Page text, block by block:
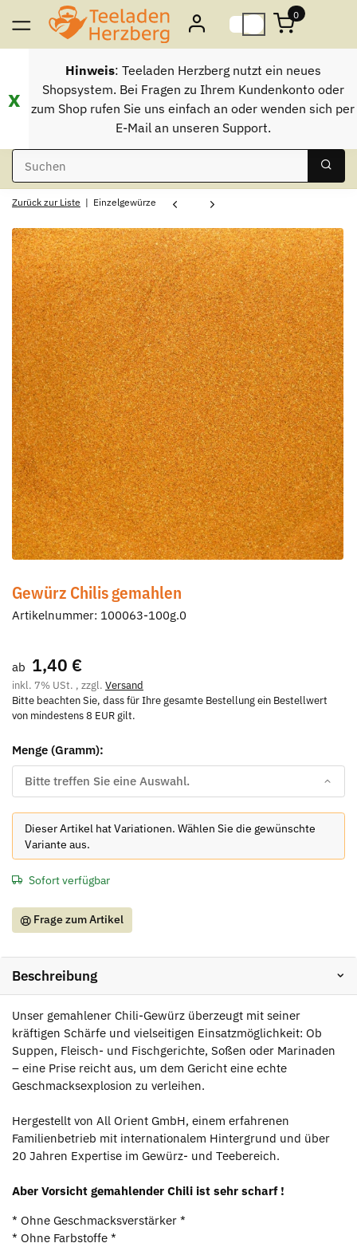
0
x
Hinweis: Teeladen Herzberg nutzt ein neues
Shopsystem. Bei Fragen zu Ihrem Kundenkonto oder
zum Shop rufen Sie uns einfach an oder wenden sich per
E-Mail an unseren Support.
Zurück zur Liste Einzelgewürze
Gewürz Chilis gemahlen
Artikelnummer: 100063-100g.0
ab 1,40 €
inkl. 7% USt. , zzgl. Versand
Bitte beachten Sie, dass für Ihre gesamte Bestellung ein Bestellwert
von mindestens 8 EUR gilt.
Menge (Gramm):
Bitte treffen Sie eine Auswahl.
x
Dieser Artikel hat Variationen. Wählen Sie die gewünschte
Variante aus.
Sofort verfügbar
Frage zum Artikel
Beschreibung
Unser gemahlener Chili-Gewürz überzeugt mit seiner
kräftigen Schärfe und vielseitigen Einsatzmöglichkeit: Ob
Suppen, Fleisch- und Fischgerichte, Soßen oder Marinaden
– eine Prise reicht aus, um dem Gericht eine echte
Geschmacksexplosion zu verleihen.
Hergestellt von All Orient GmbH, einem erfahrenen
Familienbetrieb mit internationalem Hintergrund und über
20 Jahren Expertise im Gewürz- und Teebereich.
Aber Vorsicht gemahlender Chili ist sehr scharf !
* Ohne Geschmacksverstärker *
* Ohne Farbstoffe *